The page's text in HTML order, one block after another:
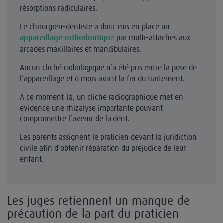
résorptions radiculaires.
Le chirurgien-dentiste a donc mis en place un
appareillage orthodontique par multi-attaches aux
arcades maxillaires et mandibulaires.
Aucun cliché radiologique n’a été pris entre la pose de
l’appareillage et 6 mois avant la fin du traitement.
À ce moment-là, un cliché radiographique met en
évidence une rhizalyse importante pouvant
compromettre l’avenir de la dent.
Les parents assignent le praticien devant la juridiction
civile afin d’obtenir réparation du préjudice de leur
enfant.
Les juges retiennent un manque de
précaution de la part du praticien